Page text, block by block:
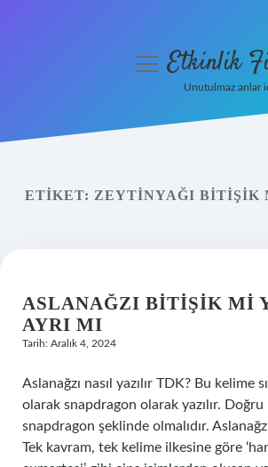
Yasal Uyarı
menüyüEtkinlik
Unutulmaz anlar
ETIKET: ZEYTINYAĞI BITIŞIK
ASLANAĞZI BITIŞIK MI
AYRI MI
Tarih: Aralık 4, 2024
Aslanağzı nasıl yazılır TDK? Bu kelime
olarak snapdragon olarak yazılır. Doğru
snapdragon şeklinde olmalıdır.
Tek kavram, tek kelime ilkesine göre